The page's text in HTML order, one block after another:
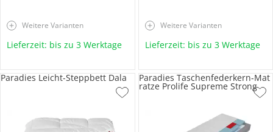
Weitere Varianten
Lieferzeit: bis zu 3 Werktage
Weitere Varianten
Lieferzeit: bis zu 3 Werktage
Paradies Leicht-Steppbett Dala Paradies Taschenfederkern-Mat
ratze Prolife Supreme Strong